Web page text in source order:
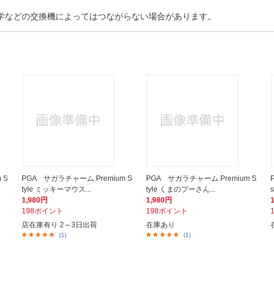
どの交換機によってはつながらない場合があります。
S
PGA サガラチャーム Premium S
tyle ミッキーマウス...
1,980円
198ポイント
店在庫有り 2～3日出荷
(1)
PGA サガラチャーム Premium S
tyle くまのプーさん...
1,980円
198ポイント
在庫あり
(1)